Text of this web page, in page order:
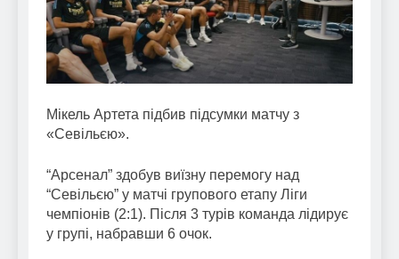
Мікель Артета підбив підсумки матчу з
«Севільєю».
“Арсенал” здобув виїзну перемогу над
“Севільєю” у матчі групового етапу Ліги
чемпіонів (2:1). Після 3 турів команда лідирує
у групі, набравши 6 очок.